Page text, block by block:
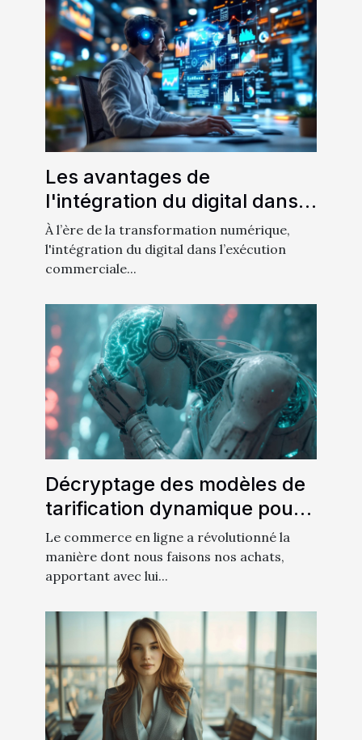
Les avantages de
l'intégration du digital dans
l'exécution commerciale
parfaite
À l’ère de la transformation numérique,
l'intégration du digital dans l’exécution
commerciale...
Décryptage des modèles de
tarification dynamique pour
maximiser les profits en ligne
Le commerce en ligne a révolutionné la
manière dont nous faisons nos achats,
apportant avec lui...